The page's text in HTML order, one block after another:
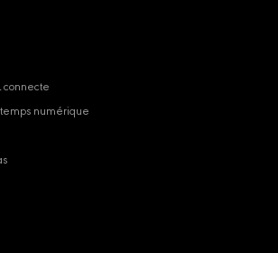
connecte
numérique